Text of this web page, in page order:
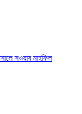
সওয়াব মাহফিল